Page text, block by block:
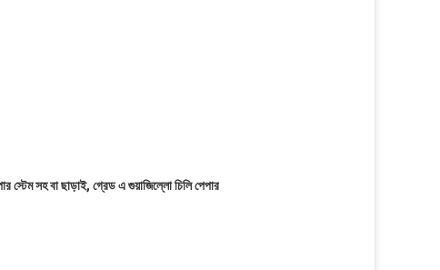
স্টেম সহ বা ছাড়াই, গ্রেড এ গুয়াজিল্লো চিলি পেপার